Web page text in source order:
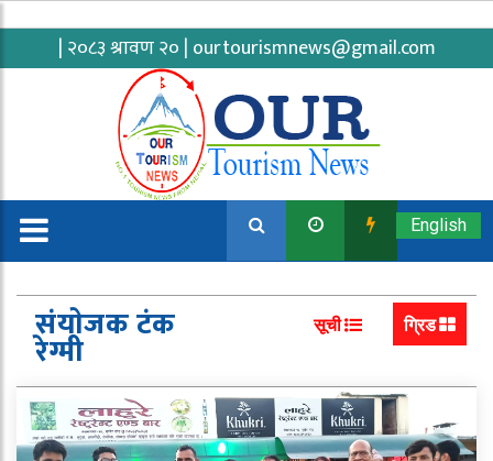
| २०८३ श्रावण २० | ourtourismnews@gmail.com
English
संयाेजक टंक
रेग्मी
सूची ग्रिड